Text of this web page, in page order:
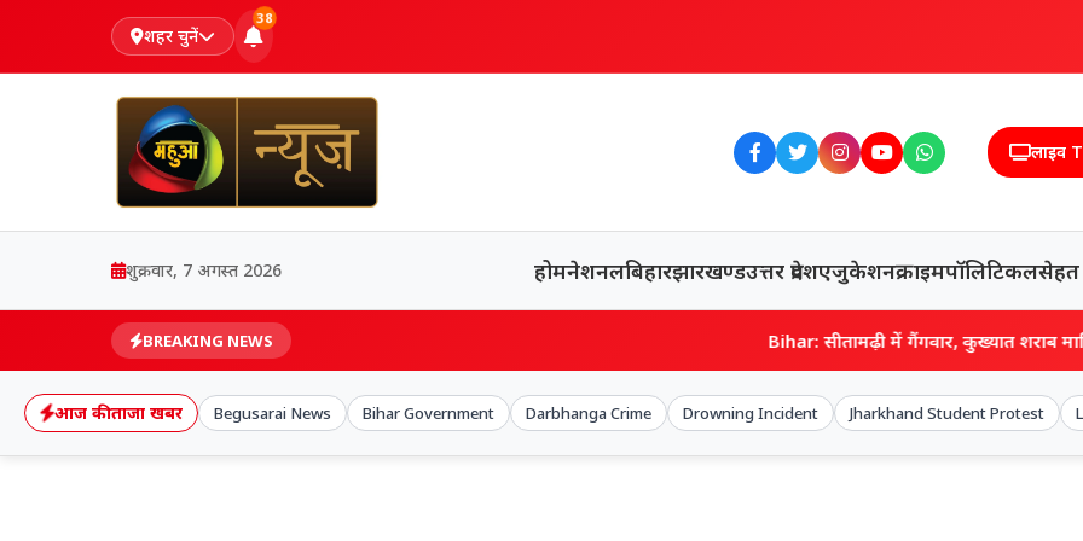
शहर चुनें
38
लाइव
शुक्रवार, 7 अगस्त 2026 होमनेशनलबिहारझारखण्डउत्तर प्रदेशएजुकेशनक्राइमपॉलिटिकलसेहत
BREAKING NEWS Bihar: सीतामढ़ी में गैंगवार, कुख्यात शराब माफिया गणेश राय को मारी
आज की ताजा खबर Begusarai News Bihar Government Darbhanga Crime Drowning Incident Jharkhand Student Protest